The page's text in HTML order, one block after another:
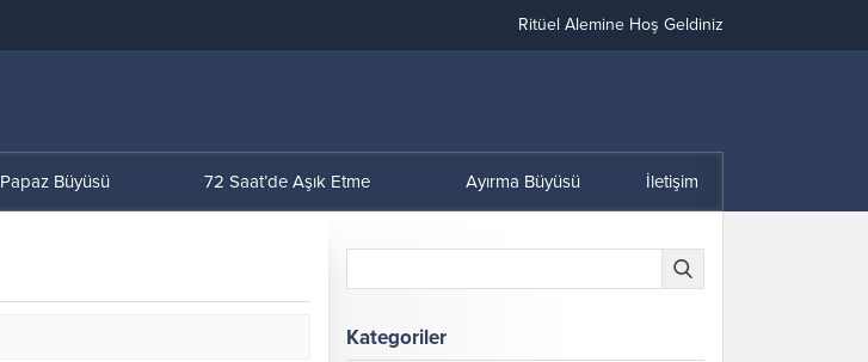
Ritüel Alemine Hoş Geldiniz
Papaz Büyüsü 72 Saat’de Aşık Etme Ayırma Büyüsü İletişim
Kategoriler